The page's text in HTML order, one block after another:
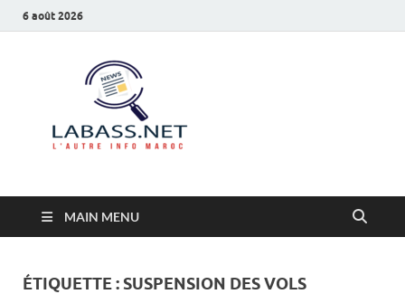
6 août 2026
MAIN MENU
ÉTIQUETTE : SUSPENSION DES VOLS